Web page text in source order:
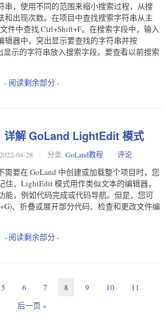
串，使用不同的范围来缩小搜索过程，从搜
出现次数。在项目中查找搜索字符串 从主
件中查找 Ctrl+Shift+F。在搜索字段中，输入
辑器中，突出显示要查找的字符串并按
显示的字符串放入搜索字段。要查看以前搜索
- 阅读剩余部分 -
详解 GoLand LightEdit 模式
2022-04-28 分类: GoLand教程 评论
需要在 GoLand 中创建或加载整个项目时，您
，LightEdit 模式用作类似文本的编辑器，
能，例如代码完成或代码导航。但是，您可
、折叠或展开部分代码、检查和更改文件编
- 阅读剩余部分 -
5 6 7 8 9 10
11
后一页 »